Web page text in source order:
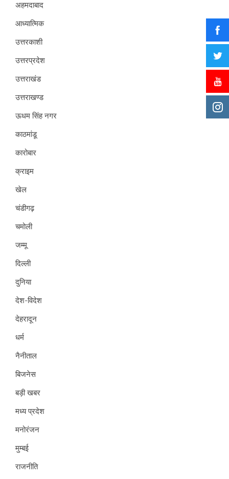
अहमदाबाद
आध्यात्मिक
उत्तरकाशी
उत्तरप्रदेश
उत्तराखंड
उत्तराखण्ड
ऊधम सिंह नगर
काठमांडू
कारोबार
क्राइम
खेल
चंडीगढ़
चमोली
जम्मू
दिल्ली
दुनिया
देश-विदेश
देहरादून
धर्म
नैनीताल
बिजनेस
बड़ी खबर
मध्य प्रदेश
मनोरंजन
मुम्बई
राजनीति